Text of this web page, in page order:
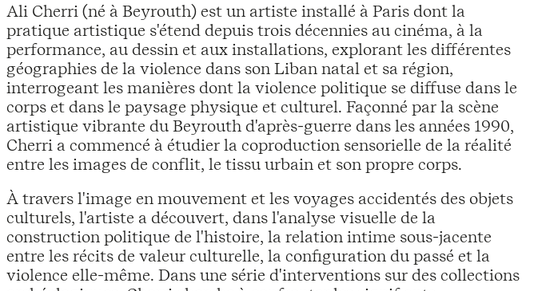
Ali Cherri (né à Beyrouth) est un artiste installé à Paris dont la
pratique artistique s'étend depuis trois décennies au cinéma, à la
performance, au dessin et aux installations, explorant les différentes
géographies de la violence dans son Liban natal et sa région,
interrogeant les manières dont la violence politique se diffuse dans le
corps et dans le paysage physique et culturel. Façonné par la scène
artistique vibrante du Beyrouth d'après-guerre dans les années 1990,
Cherri a commencé à étudier la coproduction sensorielle de la réalité
entre les images de conflit, le tissu urbain et son propre corps.
À travers l'image en mouvement et les voyages accidentés des objets
culturels, l'artiste a découvert, dans l'analyse visuelle de la
construction politique de l'histoire, la relation intime sous-jacente
entre les récits de valeur culturelle, la configuration du passé et la
violence elle-même. Dans une série d'interventions sur des collections